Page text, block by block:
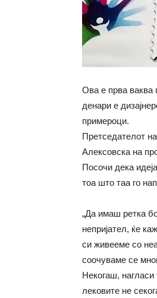
Ова е прва ваква
денари е
примероци.
Претседателот
Алексовска на
Посочи дека
тоа што таа го
„Да имаш ретка
непријател, ќе
си живееме со
соочуваме се
Некогаш, нагласи
лековите не